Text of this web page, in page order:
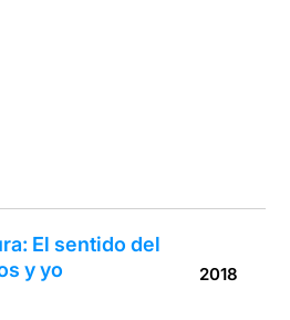
El sentido del
y yo
2018